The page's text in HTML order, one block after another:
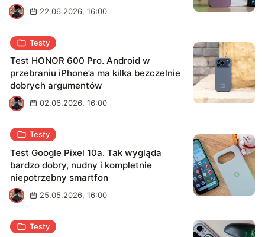
K
22.06.2026, 16:00
Testy
Test HONOR 600 Pro. Android w
przebraniu iPhone’a ma kilka bezczelnie
dobrych argumentów
K
02.06.2026, 16:00
Testy
Test Google Pixel 10a. Tak wygląda
bardzo dobry, nudny i kompletnie
niepotrzebny smartfon
K
25.05.2026, 16:00
Testy